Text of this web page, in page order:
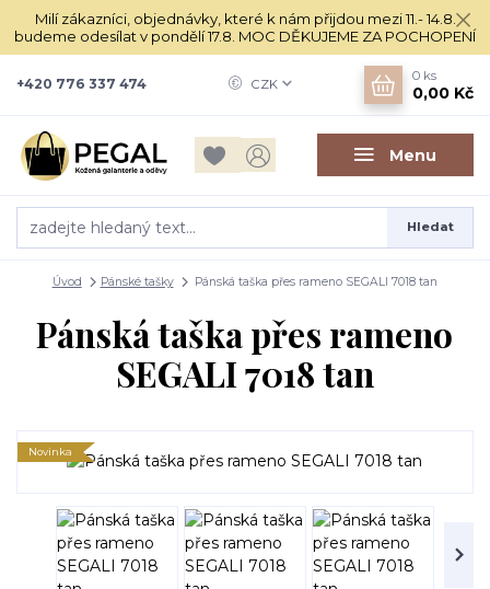
Milí zákazníci, objednávky, které k nám přijdou mezi 11.- 14.8.
budeme odesílat v pondělí 17.8. MOC DĚKUJEME ZA POCHOPENÍ
Menu
CZK
Hledat
+420 776 337 474
0 ks
0,00 Kč
Úvod Pánské tašky Pánská taška přes rameno SEGALI 7018 tan
Pánská taška přes rameno
SEGALI 7018 tan
Novinka